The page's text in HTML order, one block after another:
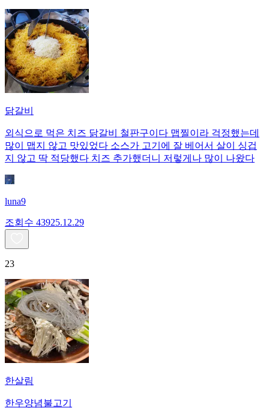
닭갈비
외식으로 먹은 치즈 닭갈비 철판구이다 맵찔이라 걱정했는데
많이 맵지 않고 맛있었다 소스가 고기에 잘 베어서 살이 싱겁
지 않고 딱 적당했다 치즈 추가했더니 저렇게나 많이 나왔다
luna9
조회수 43925.12.29
23
한살림
한우양념불고기